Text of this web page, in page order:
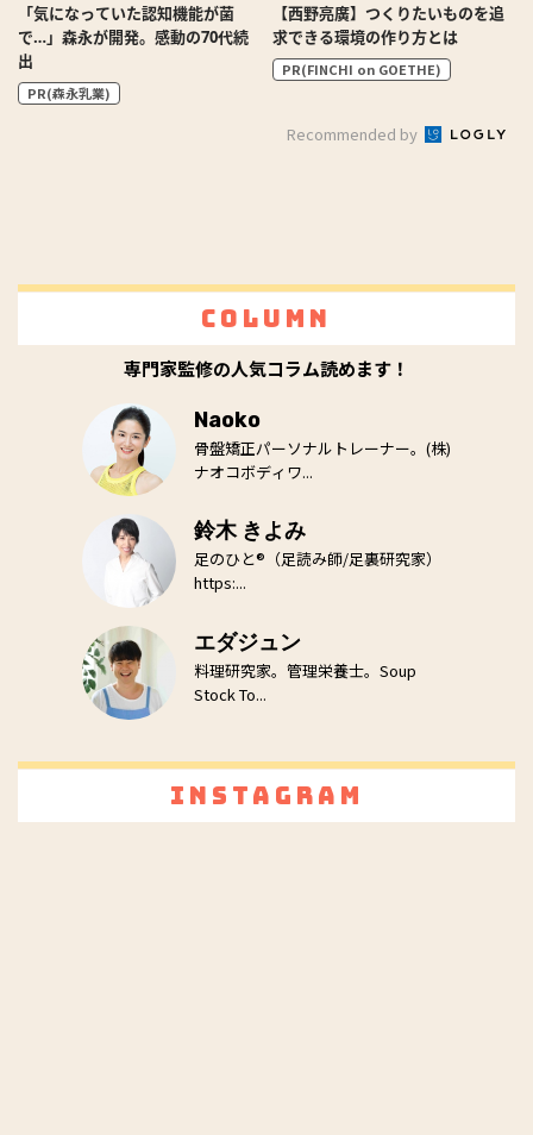
「気になっていた認知機能が菌
で…」森永が開発。感動の70代続
出
PR(森永乳業)
【西野亮廣】つくりたいものを追
求できる環境の作り方とは
PR(FINCHI on GOETHE)
Recommended by
Column
専門家監修の人気コラム読めます！
Naoko
骨盤矯正パーソナルトレーナー。(株)
ナオコボディワ...
鈴木 きよみ
足のひと®（足読み師/足裏研究家）
https:...
エダジュン
料理研究家。管理栄養士。Soup
Stock To...
Instagram